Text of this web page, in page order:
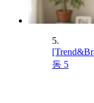
5.
동 5